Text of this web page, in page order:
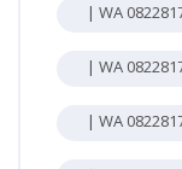
| WA
| WA
| WA